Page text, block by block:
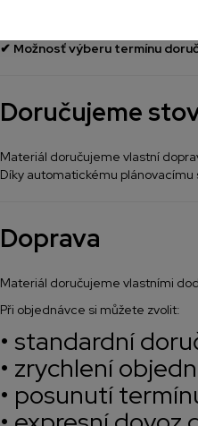
✔ Možnosť výberu termínu
Doručujeme
Materiál doručujeme vlastní
Díky automatickému
Doprava
Materiál doručujeme vlastními
Při objednávce si můžete zvolit:
• standardní
• zrychlení
• posunutí